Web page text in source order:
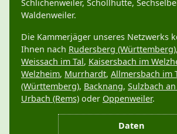
Daten
Schlichenweiler, Schöllhütte,
Waldenweiler.
Die Kammerjäger unseres Netzwerks
Ihnen nach Rudersberg (Württemberg),
Weissach im Tal, Kaisersbach im
Welzheim, Murrhardt, Allmersbach im
(Württemberg), Backnang, Sulzbach
Urbach (Rems) oder Oppenweiler.